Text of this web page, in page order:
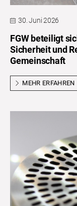
30. Juni 2026
FGW beteiligt
Sicherheit und
Gemeinschaft
MEHR ERFAHREN